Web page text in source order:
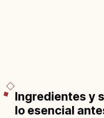
Ingredientes y
lo esencial